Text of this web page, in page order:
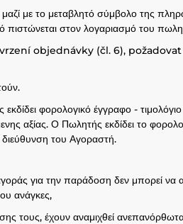
με το μεταβλητό σύμβολο της
πιστώνεται στον λογαριασμό του
objednávky (čl. 6),
εκδίδει φορολογικό έγγραφο -
αξίας. Ο Πωλητής εκδίδει το
του Αγοραστή.
για την παράδοση δεν μπορεί να
ανάγκες,
τους, έχουν αναμιχθεί